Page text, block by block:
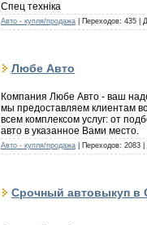
Спец техніка
Авто - купля/продажа | Переходов: 435 |
Любе Авто
Компания Любе Авто - ваш
мы предоставляем клиентам
всем комплексом услуг: от
авто в указанное Вами место.
Авто - купля/продажа | Переходов: 2083
Срочный автовыкуп в